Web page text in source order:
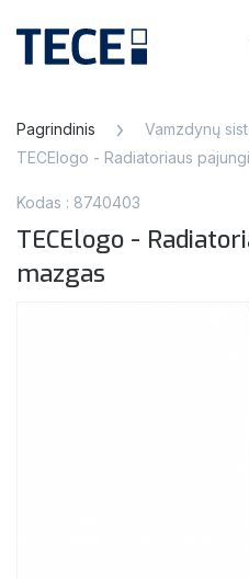
Pagrindinis Vamzdynų
TECElogo - Radiatoriaus
Kodas : 8740403
TECElogo -
mazgas